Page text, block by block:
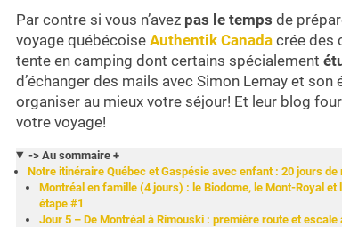
Par contre si vous n’avez pas le temps de
voyage québécoise Authentik Canada crée des
tente en camping dont certains spécialement
d’échanger des mails avec Simon Lemay et
organiser au mieux votre séjour! Et leur blog
votre voyage!
-> Au sommaire +
Notre itinéraire Québec et Gaspésie avec enfant : 20 jours
Montréal en famille (4 jours) : le Biodome, le Mont-Royal
étape #1
Jour 5 – De Montréal à Rimouski : première route et escale